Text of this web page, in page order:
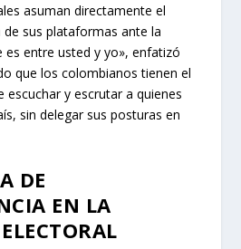
asuman directamente el
sus plataformas ante la
es entre usted y yo», enfatizó
que los colombianos tienen el
escuchar y escrutar a quienes
sin delegar sus posturas en
DE
EN LA